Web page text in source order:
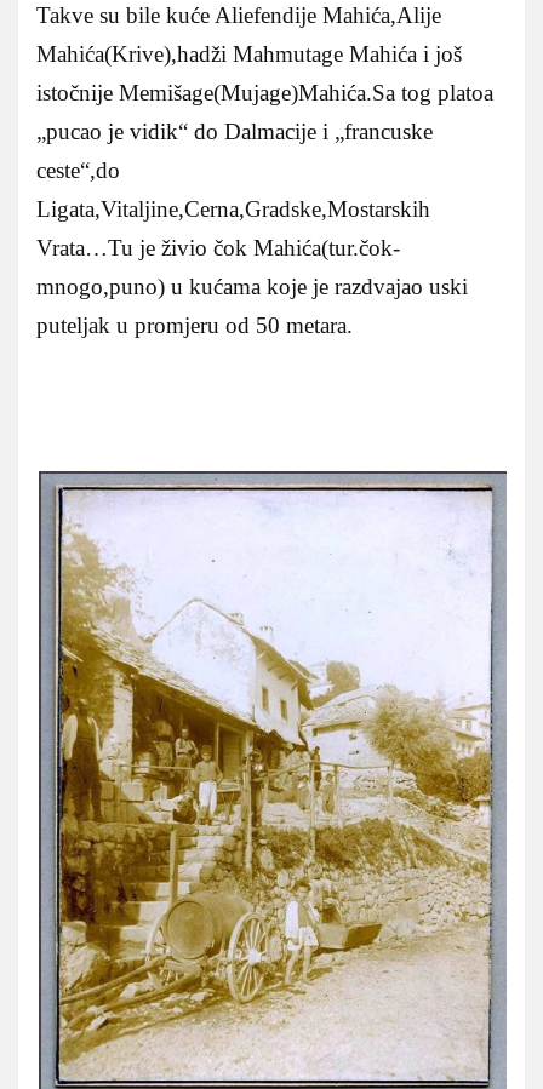
Takve su bile kuće Aliefendije Mahića,Alije
Mahića(Krive),hadži Mahmutage Mahića i još
istočnije Memišage(Mujage)Mahića.Sa tog platoa
„pucao je vidik“ do Dalmacije i „francuske
ceste“,do
Ligata,Vitaljine,Cerna,Gradske,Mostarskih
Vrata…Tu je živio čok Mahića(tur.čok-
mnogo,puno) u kućama koje je razdvajao uski
puteljak u promjeru od 50 metara.